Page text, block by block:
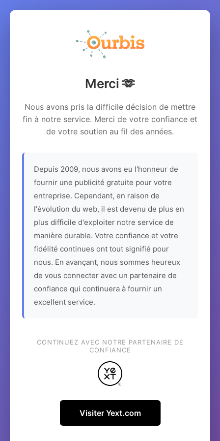
Merci 🫶
Nous avons pris la difficile décision de mettre
fin à notre service. Merci de votre confiance et
de votre soutien au fil des années.
Depuis 2009, nous avons eu l'honneur de
fournir une publicité gratuite pour votre
entreprise. Cependant, en raison de
l'évolution du web, il est devenu de plus en
plus difficile d'exploiter notre service de
manière durable. Votre confiance et votre
fidélité continues ont tout signifié pour
nous. En avançant, nous sommes heureux
de vous connecter avec un partenaire de
confiance qui continuera à fournir un
excellent service.
CONTINUEZ AVEC NOTRE PARTENAIRE DE
CONFIANCE
Visiter Yext.com